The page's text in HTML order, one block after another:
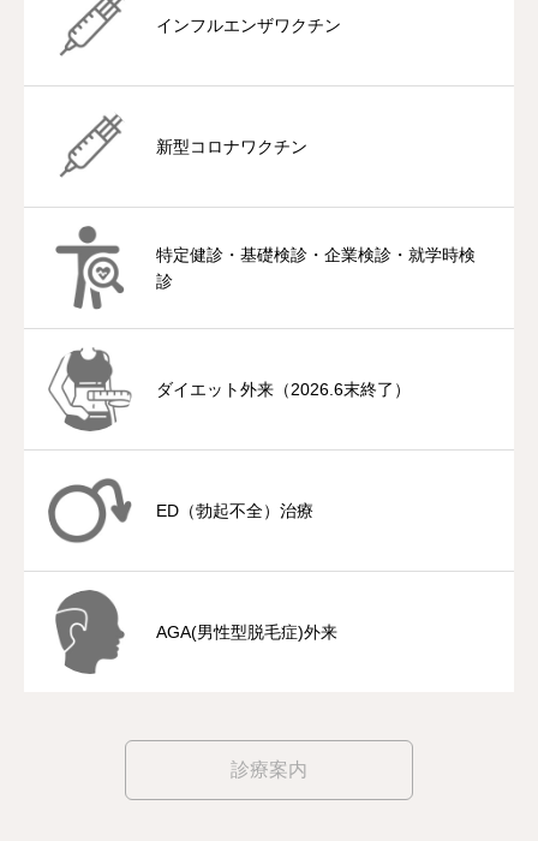
インフルエンザワクチン
新型コロナワクチン
特定健診・基礎検診・企業検診・就学時検
診
ダイエット外来（2026.6末終了）
ED（勃起不全）治療
AGA(男性型脱毛症)外来
診療案内